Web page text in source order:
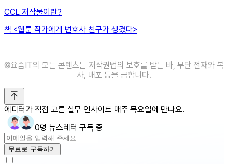
CCL 저작물이란?
책 <웹툰 작가에게 변호사 친구가 생겼다>
©️요즘IT의 모든 콘텐츠는 저작권법의 보호를 받는 바, 무단 전재와 복
사, 배포 등을 금합니다.
에디터가 직접 고른 실무 인사이트 매주 목요일에 만나요.
0명 뉴스레터 구독 중
무료로 구독하기